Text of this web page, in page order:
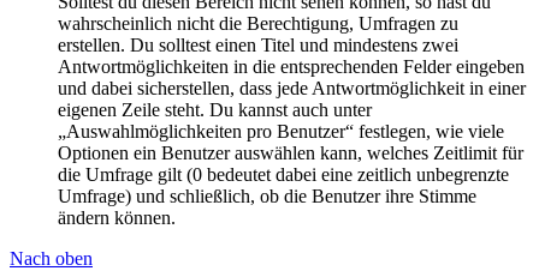
wahrscheinlich nicht die Berechtigung, Umfragen zu
erstellen. Du solltest einen Titel und mindestens zwei
Antwortmöglichkeiten in die entsprechenden Felder eingeben
und dabei sicherstellen, dass jede Antwortmöglichkeit in einer
eigenen Zeile steht. Du kannst auch unter
„Auswahlmöglichkeiten pro Benutzer“ festlegen, wie viele
Optionen ein Benutzer auswählen kann, welches Zeitlimit für
die Umfrage gilt (0 bedeutet dabei eine zeitlich unbegrenzte
Umfrage) und schließlich, ob die Benutzer ihre Stimme
ändern können.
Nach oben